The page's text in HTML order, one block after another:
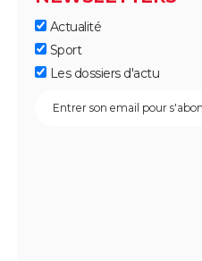
Actualité
Sport
Les dossiers d'actu